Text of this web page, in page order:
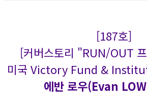
[187호]
[커버스토리 "RUN/OUT
미국 Victory Fund &
에반 로우(Evan